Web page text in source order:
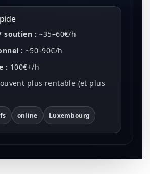
soutien : ~35–60€/h
: ~50–90€/h
: 100€+/h
plus rentable (et plus
online Luxembourg